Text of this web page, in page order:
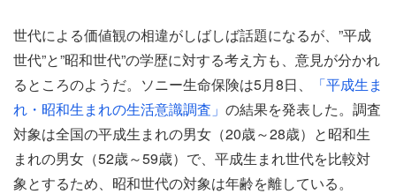
世代による価値観の相違がしばしば話題になるが、”平成
世代”と”昭和世代”の学歴に対する考え方も、意見が分かれ
るところのようだ。ソニー生命保険は5月8日、
「平成生ま
れ・昭和生まれの生活意識調査」 の結果を発表した。調査
対象は全国の平成生まれの男女（20歳～28歳）と昭和生
まれの男女（52歳～59歳）で、平成生まれ世代を比較対
象とするため、昭和世代の対象は年齢を離している。